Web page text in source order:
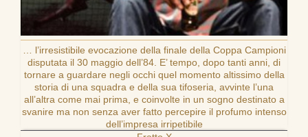
… l’irresistibile evocazione della finale della Coppa Campioni
disputata il 30 maggio dell’84. E’ tempo, dopo tanti anni, di
tornare a guardare negli occhi quel momento altissimo della
storia di una squadra e della sua tifoseria, avvinte l’una
all’altra come mai prima, e coinvolte in un sogno destinato a
svanire ma non senza aver fatto percepire il profumo intenso
dell’impresa irripetibile